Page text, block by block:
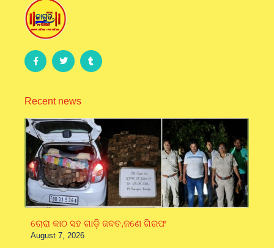
Recent news
ଚୋରା କାଠ ସହ ଗାଡ଼ି ଜବତ,ଜଣେ ଗିରଫ
August 7, 2026